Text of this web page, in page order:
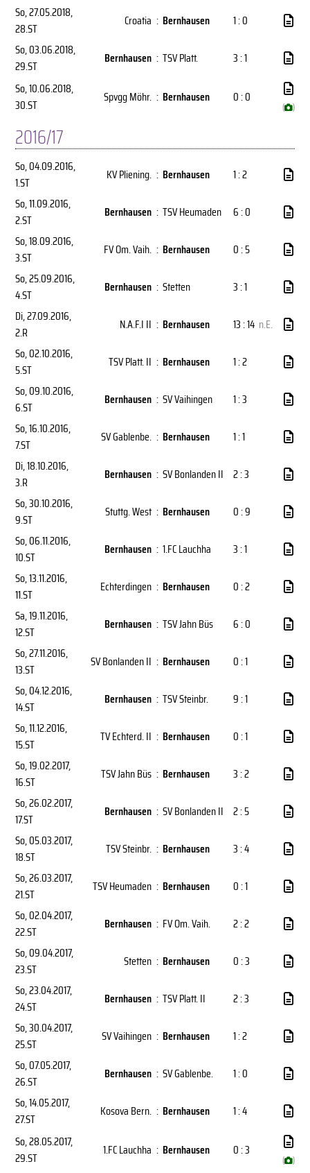
So, 27.05.2018,
28.ST
Croatia : Bernhausen
1 : 0
So, 03.06.2018,
29.ST
Bernhausen : TSV Platt.
3 : 1
So, 10.06.2018,
30.ST
Spvgg Möhr. : Bernhausen 0 : 0
( )
2016/17
So, 04.09.2016,
1.ST
KV Pliening. : Bernhausen
1 : 2
So, 11.09.2016,
2.ST
Bernhausen : TSV Heumaden
6 : 0
So, 18.09.2016,
3.ST
FV Om. Vaih. : Bernhausen
0 : 5
So, 25.09.2016,
4.ST
Bernhausen : Stetten
3 : 1
Di, 27.09.2016,
2.R
N.A.F.I II : Bernhausen 13 : 14 n.E.
So, 02.10.2016,
5.ST
TSV Platt. II : Bernhausen
1 : 2
So, 09.10.2016,
6.ST
Bernhausen : SV Vaihingen
1 : 3
So, 16.10.2016,
7.ST
SV Gablenbe. : Bernhausen
1 : 1
Di, 18.10.2016,
3.R
Bernhausen : SV Bonlanden II 2 : 3
So, 30.10.2016,
9.ST
Stuttg. West : Bernhausen
0 : 9
So, 06.11.2016,
10.ST
Bernhausen : 1.FC Lauchha
3 : 1
So, 13.11.2016,
11.ST
Echterdingen : Bernhausen
0 : 2
Sa, 19.11.2016,
12.ST
Bernhausen : TSV Jahn Büs
6 : 0
So, 27.11.2016,
13.ST
SV Bonlanden II : Bernhausen
0 : 1
So, 04.12.2016,
14.ST
Bernhausen : TSV Steinbr.
9 : 1
So, 11.12.2016,
15.ST
TV Echterd. II : Bernhausen
0 : 1
So, 19.02.2017,
16.ST
TSV Jahn Büs : Bernhausen
3 : 2
So, 26.02.2017,
17.ST
Bernhausen : SV Bonlanden II 2 : 5
So, 05.03.2017,
18.ST
TSV Steinbr. : Bernhausen
3 : 4
So, 26.03.2017,
21.ST
TSV Heumaden : Bernhausen
0 : 1
So, 02.04.2017,
22.ST
Bernhausen : FV Om. Vaih.
2 : 2
So, 09.04.2017,
23.ST
Stetten : Bernhausen
0 : 3
So, 23.04.2017,
24.ST
Bernhausen : TSV Platt. II
2 : 3
So, 30.04.2017,
25.ST
SV Vaihingen : Bernhausen
1 : 2
So, 07.05.2017,
26.ST
Bernhausen : SV Gablenbe.
1 : 0
So, 14.05.2017,
27.ST
Kosova Bern. : Bernhausen
1 : 4
So, 28.05.2017,
29.ST
1.FC Lauchha : Bernhausen 0 : 3
( )